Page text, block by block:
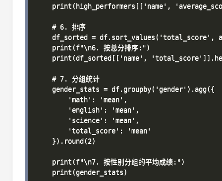
print(high_performers[['name',
    # 6. 排序
df_sorted = df.sort_values('total_score',
    print(f"\n6. 按总分排序:")
print(df_sorted[['name',
    # 7. 分组统计
    gender_stats = df.groupby('gender').agg({
        'math': 'mean',
        'english': 'mean',
        'science': 'mean',
        'total_score': 'mean'
    }).round(2)
    print(f"\n7. 按性别分组的平均成绩:")
    print(gender_stats)